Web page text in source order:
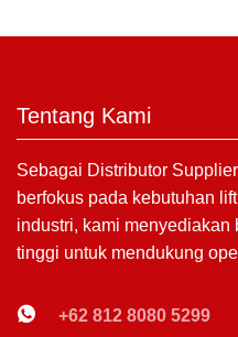
Tentang Kami
Sebagai Distributor
berfokus pada kebutuhan
industri, kami
tinggi untuk mendukung
+62 812 8080 5299